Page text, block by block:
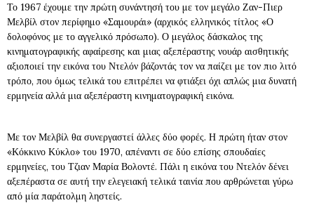
Το 1967 έχουμε την πρώτη συνάντησή του με τον μεγάλο Ζαν-Πιερ
Μελβίλ στον περίφημο «Σαμουράι» (αρχικός ελληνικός τίτλος «Ο
δολοφόνος με το αγγελικό πρόσωπο). Ο μεγάλος δάσκαλος της
κινηματογραφικής αφαίρεσης και μιας αξεπέραστης νουάρ αισθητικής
αξιοποιεί την εικόνα του Ντελόν βάζοντάς τον να παίζει με τον πιο λιτό
τρόπο, που όμως τελικά του επιτρέπει να φτιάξει όχι απλώς μια δυνατή
ερμηνεία αλλά μια αξεπέραστη κινηματογραφική εικόνα.
Με τον Μελβίλ θα συνεργαστεί άλλες δύο φορές. Η πρώτη ήταν στον
«Κόκκινο Κύκλο» του 1970, απέναντι σε δύο επίσης σπουδαίες
ερμηνείες, του Τζιαν Μαρία Βολοντέ. Πάλι η εικόνα του Ντελόν δένει
αξεπέραστα σε αυτή την ελεγειακή τελικά ταινία που αρθρώνεται γύρω
από μία παράτολμη ληστείς.